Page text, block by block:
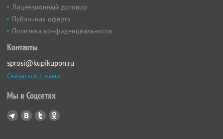
Лицензионный договор
Публичная оферта
Политика конфиденциальности
Контакты
sprosi@kupikupon.ru
Связаться с нами
Мы в Соцсетях